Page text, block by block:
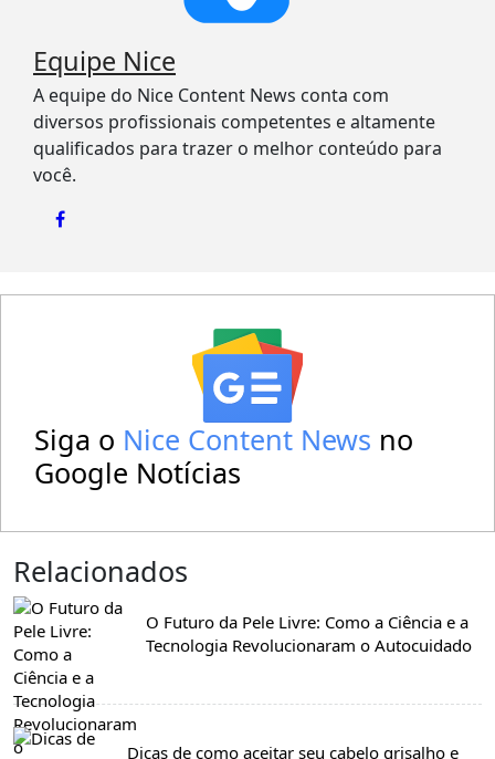
Equipe Nice
A equipe do Nice Content News conta com
diversos profissionais competentes e altamente
qualificados para trazer o melhor conteúdo para
você.
Siga o Nice Content News no
Google Notícias
Relacionados
O Futuro da Pele Livre: Como a Ciência e a
Tecnologia Revolucionaram o Autocuidado
Dicas de como aceitar seu cabelo grisalho e